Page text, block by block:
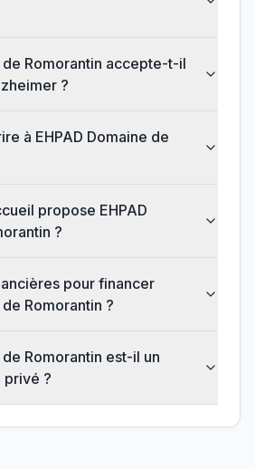
de Romorantin accepte-t-il
?
à EHPAD Domaine de
propose EHPAD
?
pour financer
Romorantin ?
de Romorantin est-il un
privé ?